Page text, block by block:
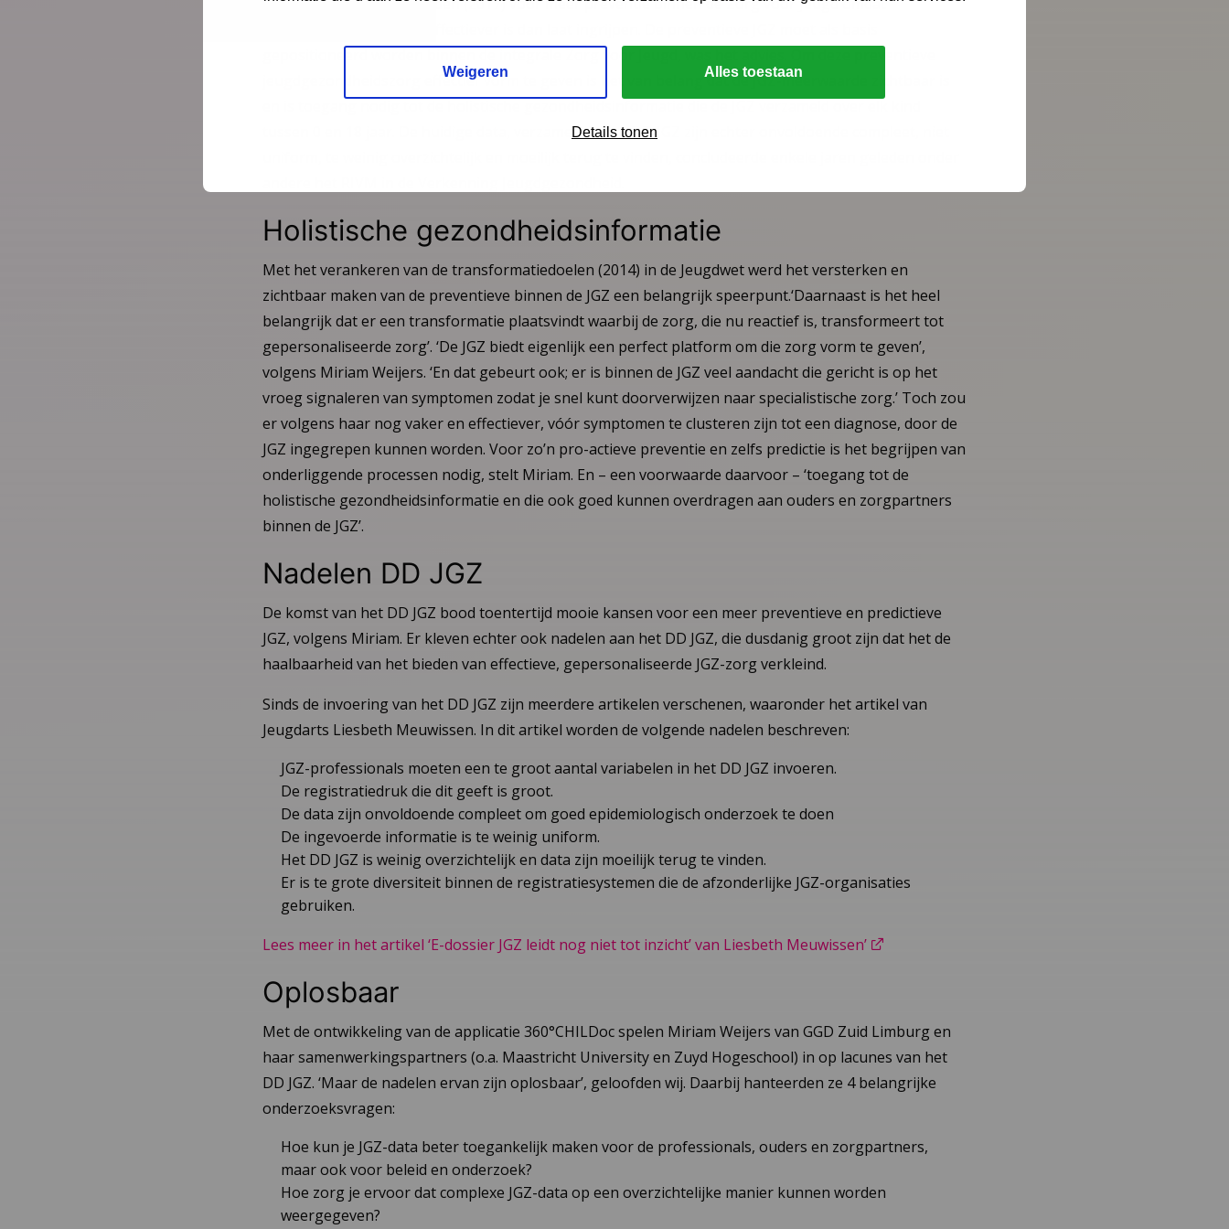
Weigeren Alles toestaan
Details tonen
gepositioneerd worden binnen de integrale Zorg voor Jeugd, was het advies. Om deze preventieve
jeugdgezondheidszorg effectief vorm te geven is het van belang dat de JGZ-meerwaarde zichtbaar is
tussen 0 en 18 jaar. De huidige data, verzameld in het DD JGZ zijn echter onvoldoende compleet, niet
Holistische gezondheidsinformatie
Met het verankeren van de transformatiedoelen (2014) in de Jeugdwet werd het versterken en
zichtbaar maken van de preventieve binnen de JGZ een belangrijk speerpunt.‘Daarnaast is het heel
belangrijk dat er een transformatie plaatsvindt waarbij de zorg, die nu reactief is, transformeert tot
gepersonaliseerde zorg’. ‘De JGZ biedt eigenlijk een perfect platform om die zorg vorm te geven’,
volgens Miriam Weijers. ‘En dat gebeurt ook; er is binnen de JGZ veel aandacht die gericht is op het
vroeg signaleren van symptomen zodat je snel kunt doorverwijzen naar specialistische zorg.’ Toch zou
er volgens haar nog vaker en effectiever, vóór symptomen te clusteren zijn tot een diagnose, door de
JGZ ingegrepen kunnen worden. Voor zo’n pro-actieve preventie en zelfs predictie is het begrijpen van
onderliggende processen nodig, stelt Miriam. En – een voorwaarde daarvoor – ‘toegang tot de
holistische gezondheidsinformatie en die ook goed kunnen overdragen aan ouders en zorgpartners
binnen de JGZ’.
Nadelen DD JGZ
De komst van het DD JGZ bood toentertijd mooie kansen voor een meer preventieve en predictieve
JGZ, volgens Miriam. Er kleven echter ook nadelen aan het DD JGZ, die dusdanig groot zijn dat het de
haalbaarheid van het bieden van effectieve, gepersonaliseerde JGZ-zorg verkleind.
Sinds de invoering van het DD JGZ zijn meerdere artikelen verschenen, waaronder het artikel van
Jeugdarts Liesbeth Meuwissen. In dit artikel worden de volgende nadelen beschreven:
JGZ-professionals moeten een te groot aantal variabelen in het DD JGZ invoeren.
De registratiedruk die dit geeft is groot.
De data zijn onvoldoende compleet om goed epidemiologisch onderzoek te doen
De ingevoerde informatie is te weinig uniform.
Het DD JGZ is weinig overzichtelijk en data zijn moeilijk terug te vinden.
Er is te grote diversiteit binnen de registratiesystemen die de afzonderlijke JGZ-organisaties
gebruiken.
Lees meer in het artikel ‘E-dossier JGZ leidt nog niet tot inzicht’ van Liesbeth Meuwissen’
Oplosbaar
Met de ontwikkeling van de applicatie 360°CHILDoc spelen Miriam Weijers van GGD Zuid Limburg en
haar samenwerkingspartners (o.a. Maastricht University en Zuyd Hogeschool) in op lacunes van het
DD JGZ. ‘Maar de nadelen ervan zijn oplosbaar’, geloofden wij. Daarbij hanteerden ze 4 belangrijke
onderzoeksvragen:
Hoe kun je JGZ-data beter toegankelijk maken voor de professionals, ouders en zorgpartners,
maar ook voor beleid en onderzoek?
Hoe zorg je ervoor dat complexe JGZ-data op een overzichtelijke manier kunnen worden
weergegeven?